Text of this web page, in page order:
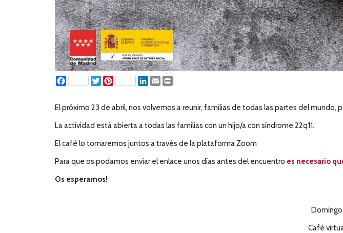
Facebook TwitterPinterest LinkedIn
Email
El próximo 23 de abril, nos volvemos a reunir, familias de todas las partes del
La actividad está abierta a todas las familias con un hijo/a con síndrome 22q11.
El café lo tomaremos juntos a través de la plataforma Zoom
Para que os podamos enviar el enlace unos días antes del encuentro es necesario
Os esperamos!
Café